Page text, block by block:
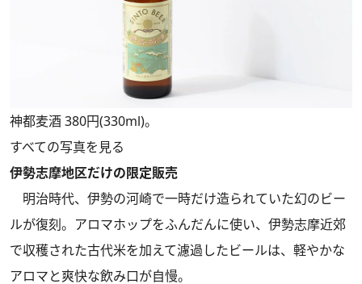
神都麦酒 380円(330ml)。
すべての写真を見る
伊勢志摩地区だけの限定販売
明治時代、伊勢の河崎で一時だけ造られていた幻のビー
ルが復刻。アロマホップをふんだんに使い、伊勢志摩近郊
で収穫された古代米を加えて濾過したビールは、軽やかな
アロマと爽快な飲み口が自慢。